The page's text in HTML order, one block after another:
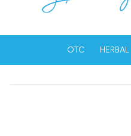
OTC HERBAL